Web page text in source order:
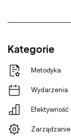
Kategorie
Metodyka
Wydarzenia
Efektywność
Zarządzanie